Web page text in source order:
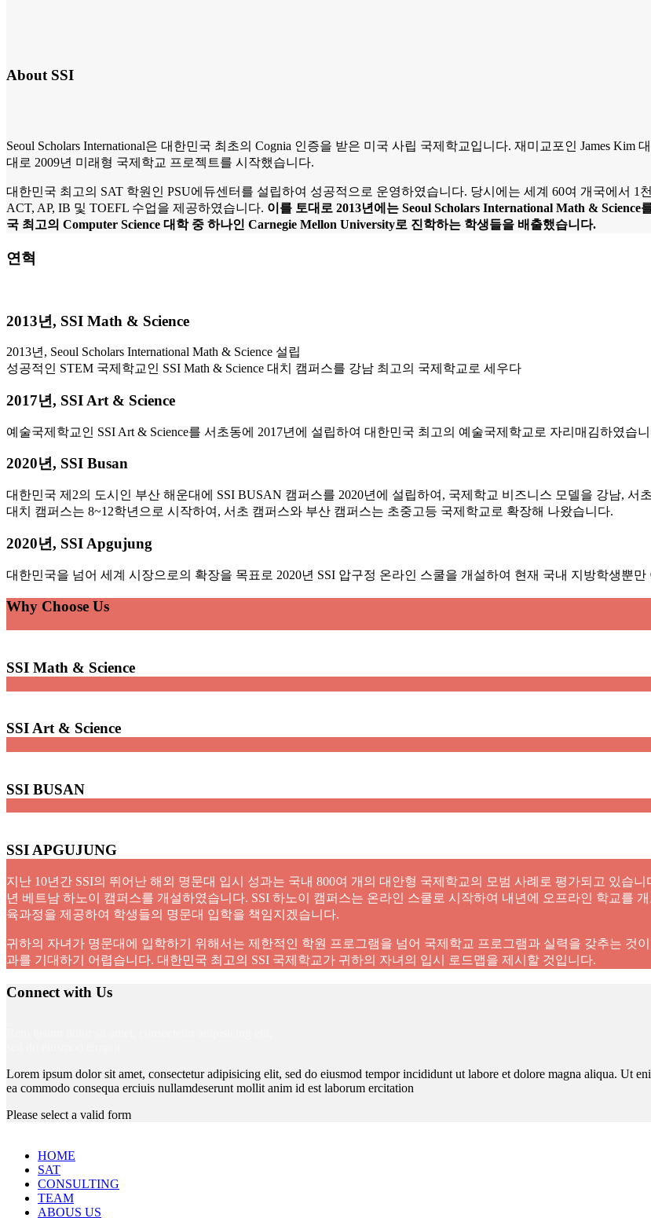
About SSI
Seoul Scholars International은 대한민국 최초의 Cognia 인증을 받은 미국 사립 국제학교입니다. 재미교포인 James
대로 2009년 미래형 국제학교 프로젝트를 시작했습니다.
대한민국 최고의 SAT 학원인 PSU에듀센터를 설립하여 성공적으로 운영하였습니다. 당시에는 세계 60여 개국에서 1
ACT, AP, IB 및 TOEFL 수업을 제공하였습니다. 이를 토대로 2013년에는 Seoul Scholars International Math &
국 최고의 Computer Science 대학 중 하나인 Carnegie Mellon University로 진학하는 학생들을 배출했습니다.
연혁
2013년, SSI Math & Science
2013년, Seoul Scholars International Math & Science 설립
성공적인 STEM 국제학교인 SSI Math & Science 대치 캠퍼스를 강남 최고의 국제학교로 세우다
2017년, SSI Art & Science
예술국제학교인 SSI Art & Science를 서초동에 2017년에 설립하여 대한민국 최고의 예술국제학교로 자리매김하였습
2020년, SSI Busan
대한민국 제2의 도시인 부산 해운대에 SSI BUSAN 캠퍼스를 2020년에 설립하여, 국제학교 비즈니스 모델을 강남, 서
대치 캠퍼스는 8~12학년으로 시작하여, 서초 캠퍼스와 부산 캠퍼스는 초중고등 국제학교로 확장해 나왔습니다.
2020년, SSI Apgujung
대한민국을 넘어 세계 시장으로의 확장을 목표로 2020년 SSI 압구정 온라인 스쿨을 개설하여 현재 국내 지방학생뿐
Why Choose Us
SSI Math & Science
SSI Art & Science
SSI BUSAN
SSI APGUJUNG
지난 10년간 SSI의 뛰어난 해외 명문대 입시 성과는 국내 800여 개의 대안형 국제학교의 모범 사례로 평가되고 있습
년 베트남 하노이 캠퍼스를 개설하였습니다. SSI 하노이 캠퍼스는 온라인 스쿨로 시작하여 내년에 오프라인 학교를
육과정을 제공하여 학생들의 명문대 입학을 책임지겠습니다.
귀하의 자녀가 명문대에 입학하기 위해서는 제한적인 학원 프로그램을 넘어 국제학교 프로그램과 실력을 갖추는 것
과를 기대하기 어렵습니다. 대한민국 최고의 SSI 국제학교가 귀하의 자녀의 입시 로드맵을 제시할 것입니다.
Connect with Us
Lorem ipsum dolor sit amet, consectetur adipisicing elit, sed do eiusmod tempor incididunt ut labore et dolore magna aliqua. Ut
ea commodo consequa erciuis nullamdeserunt mollit anim id est laborum ercitation
Please select a valid form
HOME
SAT
CONSULTING
TEAM
ABOUS US